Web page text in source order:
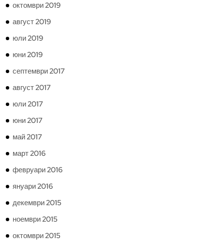
октомври 2019
август 2019
юли 2019
юни 2019
септември 2017
август 2017
юли 2017
юни 2017
май 2017
март 2016
февруари 2016
януари 2016
декември 2015
ноември 2015
октомври 2015